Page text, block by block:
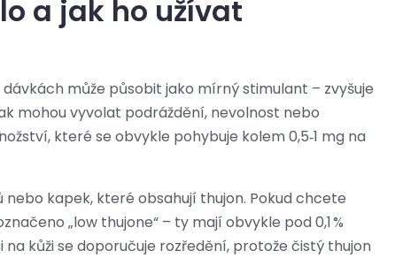
a jak ho užívat
může působit jako mírný stimulant – zvyšuje
mohou vyvolat podráždění, nevolnost nebo
které se obvykle pohybuje kolem 0,5‑1 mg na
kapek, které obsahují thujon. Pokud chcete
„low thujone“ – ty mají obvykle pod 0,1 %
kůži se doporučuje rozředění, protože čistý thujon